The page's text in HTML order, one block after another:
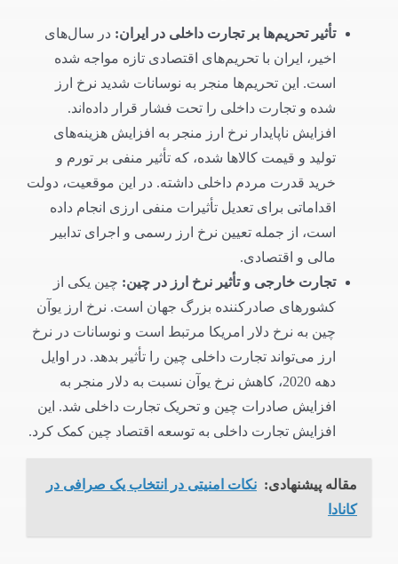
تأثیر تحریم‌ها بر تجارت داخلی در ایران: در سال‌های
اخیر، ایران با تحریم‌های اقتصادی تازه مواجه شده
است. این تحریم‌ها منجر به نوسانات شدید نرخ ارز
شده و تجارت داخلی را تحت فشار قرار داده‌اند.
افزایش ناپایدار نرخ ارز منجر به افزایش هزینه‌های
تولید و قیمت کالاها شده، که تأثیر منفی بر تورم و
خرید قدرت مردم داخلی داشته. در این موقعیت، دولت
اقداماتی برای تعدیل تأثیرات منفی ارزی انجام داده
است، از جمله تعیین نرخ ارز رسمی و اجرای تدابیر
مالی و اقتصادی.
تجارت خارجی و تأثیر نرخ ارز در چین: چین یکی از
کشورهای صادرکننده بزرگ جهان است. نرخ ارز یوآن
چین به نرخ دلار امریکا مرتبط است و نوسانات در نرخ
ارز می‌تواند تجارت داخلی چین را تأثیر بدهد. در اوایل
دهه 2020، کاهش نرخ یوآن نسبت به دلار منجر به
افزایش صادرات چین و تحریک تجارت داخلی شد. این
افزایش تجارت داخلی به توسعه اقتصاد چین کمک کرد.
مقاله پیشنهادی: نکات امنیتی در انتخاب یک صرافی در
کانادا